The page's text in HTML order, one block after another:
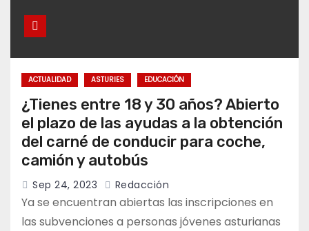
ACTUALIDAD ASTURIES EDUCACIÓN
¿Tienes entre 18 y 30 años? Abierto
el plazo de las ayudas a la obtención
del carné de conducir para coche,
camión y autobús
Sep 24, 2023 Redacción
Ya se encuentran abiertas las inscripciones en
las subvenciones a personas jóvenes asturianas